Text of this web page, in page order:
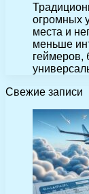
огромных
места и
меньше
геймеров,
Свежие записи